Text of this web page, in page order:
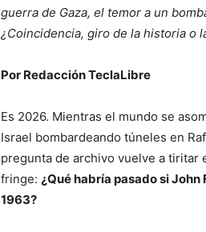
guerra de Gaza, el temor a un
¿Coincidencia, giro de la historia o
Por Redacción TeclaLibre
Es 2026. Mientras el mundo se
Israel bombardeando túneles en
pregunta de archivo vuelve a tiritar
fringe: ¿Qué habría pasado si
1963?